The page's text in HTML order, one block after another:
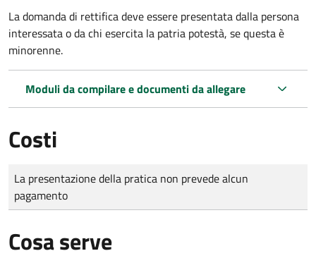
La domanda di rettifica deve essere presentata dalla persona
interessata oda chi esercita la patria potestà, se questa è
minorenne.
Moduli da compilare e documenti da allegare
Costi
Tipo di pagamento
Importo
La presentazione della pratica non prevede alcun
pagamento
Cosa serve